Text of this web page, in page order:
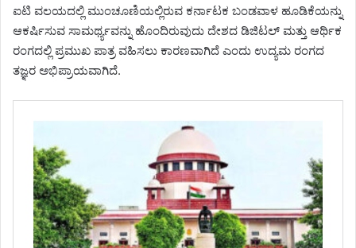
ಐಟಿ ವಲಯದಲ್ಲಿ ಮುಂಚೂಣಿಯಲ್ಲಿರುವ ಕರ್ನಾಟಕ ಬಂಡವಾಳ ಹೂಡಿಕೆಯನ್ನು
ಆಕರ್ಷಿಸುವ ಸಾಮರ್ಥ್ಯವನ್ನು ಹೊಂದಿರುವುದು ದೇಶದ ಡಿಜಿಟಲ್‌ ಮತ್ತು ಆರ್ಥಿಕ
ರಂಗದಲ್ಲಿ ಪ್ರಮುಖ ಪಾತ್ರ ವಹಿಸಲು ಕಾರಣವಾಗಿದೆ ಎಂದು ಉದ್ಯಮ ರಂಗದ
ತಜ್ಞರ ಅಭಿಪ್ರಾಯವಾಗಿದೆ.